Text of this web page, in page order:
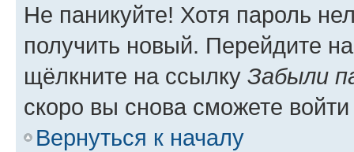
Не паникуйте! Хотя пароль
получить новый. Перейдите
щёлкните на ссылку Забыли
скоро вы снова сможете
Вернуться к началу